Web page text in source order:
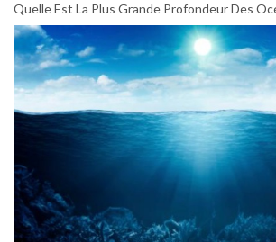
Quelle Est La Plus Grande Profondeur Des